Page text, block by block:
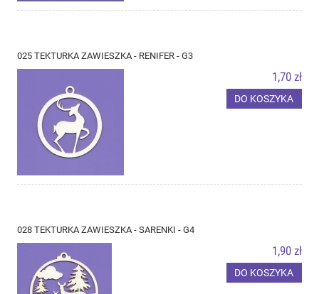
025 TEKTURKA ZAWIESZKA - RENIFER - G3
1,70 zł
DO KOSZYKA
028 TEKTURKA ZAWIESZKA - SARENKI - G4
1,90 zł
DO KOSZYKA